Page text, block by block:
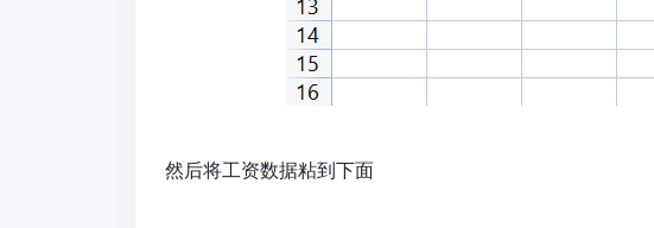
然后将工资数据粘到下面